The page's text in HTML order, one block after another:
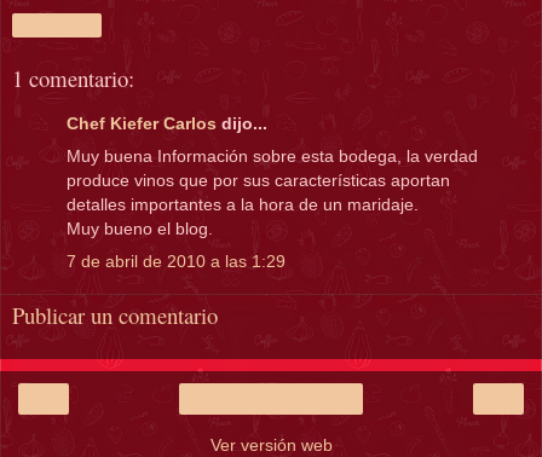
1 comentario:
Chef Kiefer Carlos dijo...
Muy buena Información sobre esta bodega, la verdad
produce vinos que por sus características aportan
detalles importantes a la hora de un maridaje.
Muy bueno el blog.
7 de abril de 2010 a las 1:29
Publicar un comentario
Ver versión web